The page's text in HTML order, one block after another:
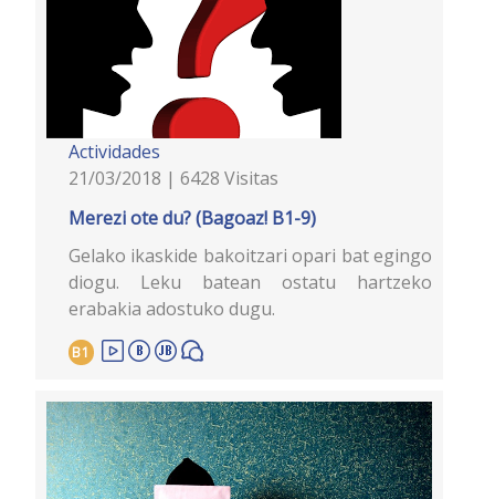
Actividades
21/03/2018 | 6428 Visitas
Merezi ote du? (Bagoaz! B1-9)
Gelako ikaskide bakoitzari opari bat egingo
diogu. Leku batean ostatu hartzeko
erabakia adostuko dugu.
B1